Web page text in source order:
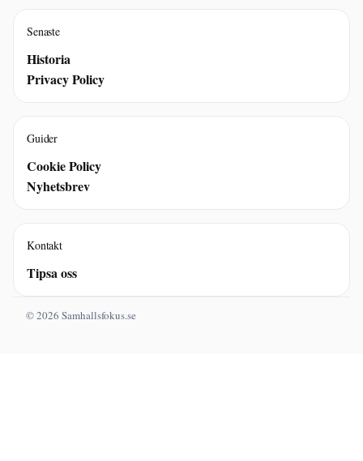
Senaste
Historia
Privacy Policy
Guider
Cookie Policy
Nyhetsbrev
Kontakt
Tipsa oss
© 2026 Samhallsfokus.se